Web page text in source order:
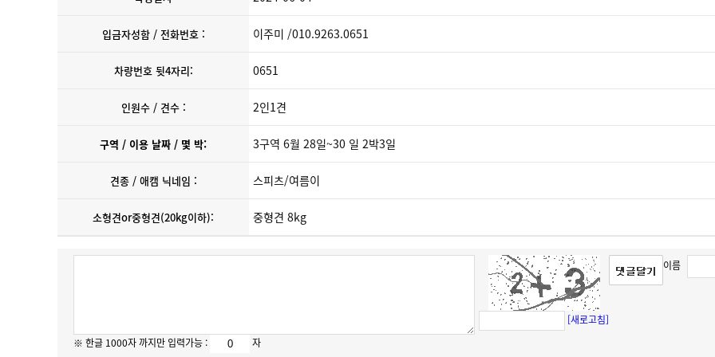
입금자성함 / 전화번호 : 이주미 /010.9263.0651
차량번호 뒷4자리: 0651
인원수 / 견수 : 2인1견
구역 / 이용 날짜 / 몇 박: 3구역 6월 28일~30 일 2박3일
견종 / 애캠 닉네임 : 스피츠/여름이
소형견or중형견(20kg이하): 중형견 8kg
이름
[새로고침]
※ 한글 1000자 까지만 입력가능 :
자